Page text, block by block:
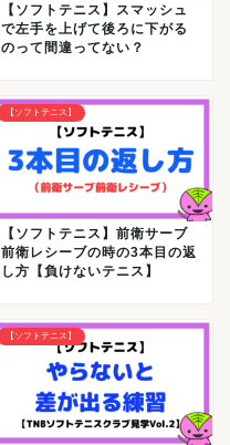
【ソフトテニス】スマッシュ
で左手を上げて後ろに下がる
のって間違ってない？
【ソフトテニス】
【ソフトテニス】前衛サーブ
前衛レシーブの時の3本目の返
し方【負けないテニス】
【ソフトテニス】